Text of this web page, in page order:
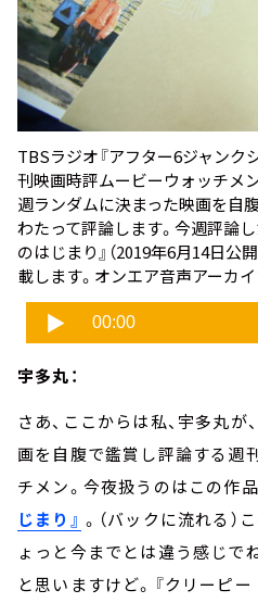
TBSラジオ『アフター6ジャンク
刊映画時評ムービーウォッチメ
週ランダムに決まった映画を自
わたって評論します。今週評論し
のはじまり』 （2019年6月14日公
載します。オンエア音声アーカ
宇多丸：
さあ、ここからは私、宇多丸
画を自腹で鑑賞し評論する週
チメン。今夜扱うのはこの作
じまり』 。（バックに流れる）
ょっと今までとは違う感じで
と思いますけど。『クリーピ